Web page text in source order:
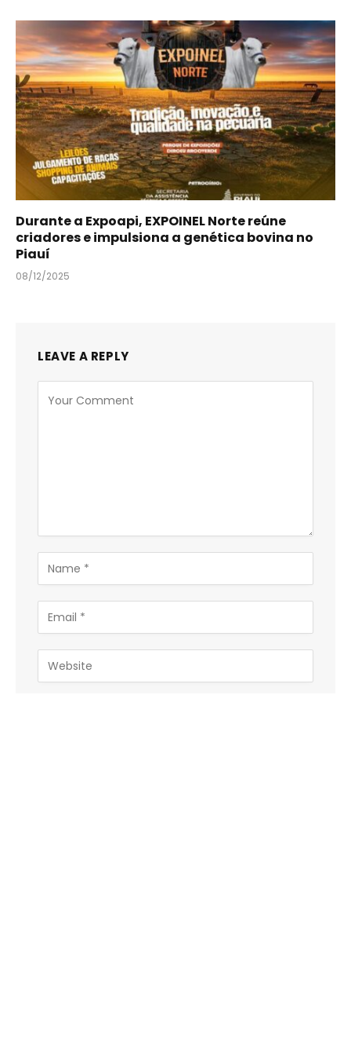
Durante a Expoapi, EXPOINEL Norte reúne
criadores e impulsiona a genética bovina no
Piauí
08/12/2025
LEAVE A REPLY